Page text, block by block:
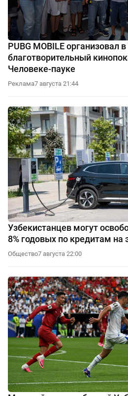
PUBG MOBILE организовал
благотворительный
Человеке-пауке
Реклама7 августа 21:44
Узбекистанцев могут
8% годовых по кредитам на
Общество7 августа 22:00